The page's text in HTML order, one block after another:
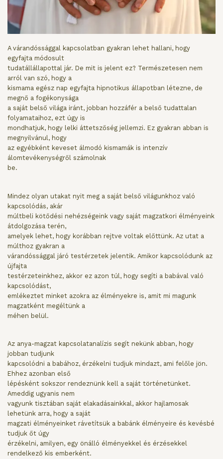
A várandóssággal kapcsolatban gyakran lehet hallani, hogy
egyfajta módosult
tudatállállapottal jár. De mit is jelent ez? Természetesen nem
arról van szó, hogy a
kismama egész nap egyfajta hipnotikus állapotban létezne, de
megnő a fogékonysága
a saját belső világa iránt, jobban hozzáfér a belső tudattalan
folyamataihoz, ezt úgy is
mondhatjuk, hogy lelki áttetszőség jellemzi. Ez gyakran abban is
megnyilvánul, hogy
az egyébként keveset álmodó kismamák is intenzív
álomtevékenységről számolnak
be.
Mindez olyan utakat nyit meg a saját belső világunkhoz való
kapcsolódás, akár
múltbeli kötődési nehézségeink vagy saját magzatkori élményeink
átdolgozása terén,
amelyek lehet, hogy korábban rejtve voltak előttünk. Az utat a
múlthoz gyakran a
várandóssággal járó testérzetek jelentik. Amikor kapcsolódunk az
újfajta
testérzeteinkhez, akkor ez azon túl, hogy segíti a babával való
kapcsolódást,
emlékeztet minket azokra az élményekre is, amit mi magunk
magzatként megéltünk a
méhen belül.
Az anya-magzat kapcsolatanalízis segít nekünk abban, hogy
jobban tudjunk
kapcsolódni a babához, érzékelni tudjuk mindazt, ami felőle jön.
Ehhez azonban első
lépésként sokszor rendeznünk kell a saját történetünket.
Ameddig ugyanis nem
vagyunk tisztában saját elakadásainkkal, akkor hajlamosak
lehetünk arra, hogy a saját
magzati élményeinket rávetítsük a babánk élményeire és kevésbé
tudjuk őt úgy
érzékelni, amilyen, egy önálló élményekkel és érzésekkel
rendelkező kis emberként.